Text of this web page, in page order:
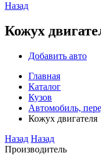
Назад
Кожух
Добавить авто
Главная
Каталог
Кузов
Автомобиль,
Кожух двигателя
Назад Назад
Производитель